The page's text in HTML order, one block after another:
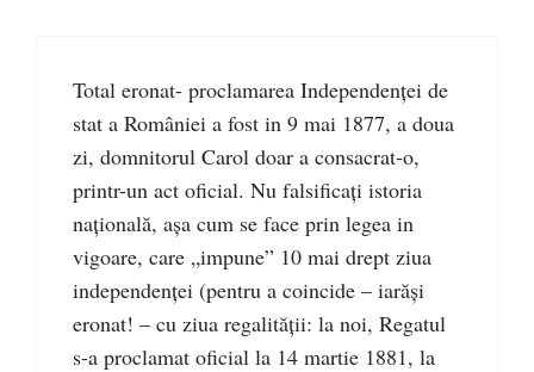
Total eronat- proclamarea Independenței de
stat a României a fost in 9 mai 1877, a doua
zi, domnitorul Carol doar a consacrat-o,
printr-un act oficial. Nu falsificați istoria
națională, așa cum se face prin legea in
vigoare, care „impune” 10 mai drept ziua
independenței (pentru a coincide – iarăși
eronat! – cu ziua regalității: la noi, Regatul
s-a proclamat oficial la 14 martie 1881, la